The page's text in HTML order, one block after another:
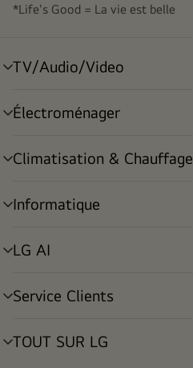
*Life's Good = La vie est belle
TV/Audio/Video
menu
Électroménager
menu
Climatisation & Chauffage
menu
Informatique
menu
LG AI
menu
Service Clients
menu
TOUT SUR LG
menu